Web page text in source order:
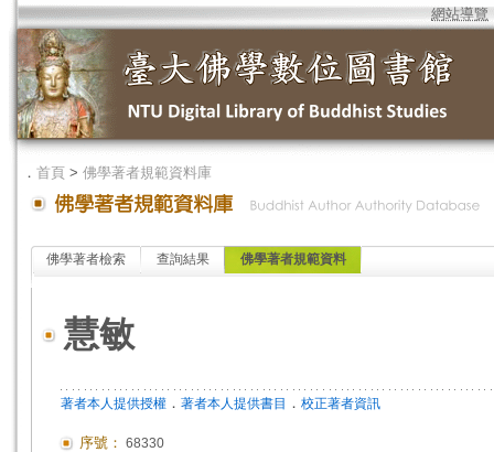
網站導覽
． 首頁 > 佛學著者規範資料庫
佛學著者檢索 查詢結果 佛學著者規範資料
慧敏
著者本人提供授權 ． 著者本人提供書目 ． 校正著者資訊
序號： 68330